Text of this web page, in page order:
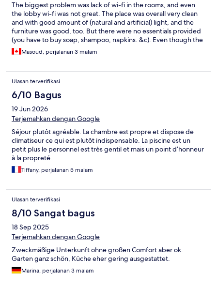
The biggest problem was lack of wi-fi in the rooms, and even
the lobby wi-fi was not great. The place was overall very clean
and with good amount of (natural and artificial) light, and the
furniture was good, too. But there were no essentials provided
(you have to buy soap, shampoo, napkins. &c). Even though the
narrow streets look kind of sketchy and off-putting (the
occasional dog faeces don’t help), we didn’t feel exactly unsafe
the night. The so-called “supermarkets” in the neighbourhood
are all mini-marts so you can’t easily find many products. The
staff aren’t fluent English speakers.
Masoud, perjalanan 3 malam
Ulasan terverifikasi
6/10 Bagus
19 Jun 2026
Terjemahkan dengan Google
Séjour plutôt agréable. La chambre est propre et dispose de
climatiseur ce qui est plutôt indispensable. La piscine est un
petit plus le personnel est très gentil et mais un point d’honneur
à la propreté.
Tiffany, perjalanan 5 malam
Ulasan terverifikasi
8/10 Sangat bagus
18 Sep 2025
Terjemahkan dengan Google
Zweckmäßige Unterkunft ohne großen Comfort aber ok.
Garten ganz schön, Küche eher gering ausgestattet.
Marina, perjalanan 3 malam